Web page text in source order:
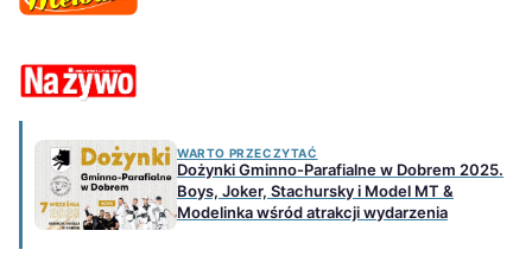
WARTO PRZECZYTAĆ
Dożynki Gminno-Parafialne w Dobrem 2025.
Boys, Joker, Stachursky i Model MT &
Modelinka wśród atrakcji wydarzenia